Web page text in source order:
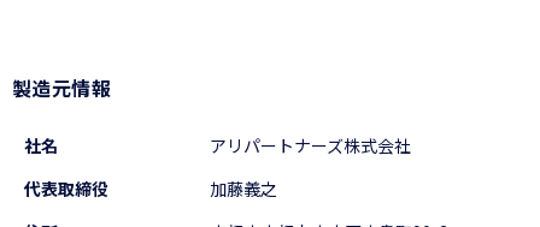
製造元情報
社名
アリパートナーズ株式会社
代表取締役
加藤義之